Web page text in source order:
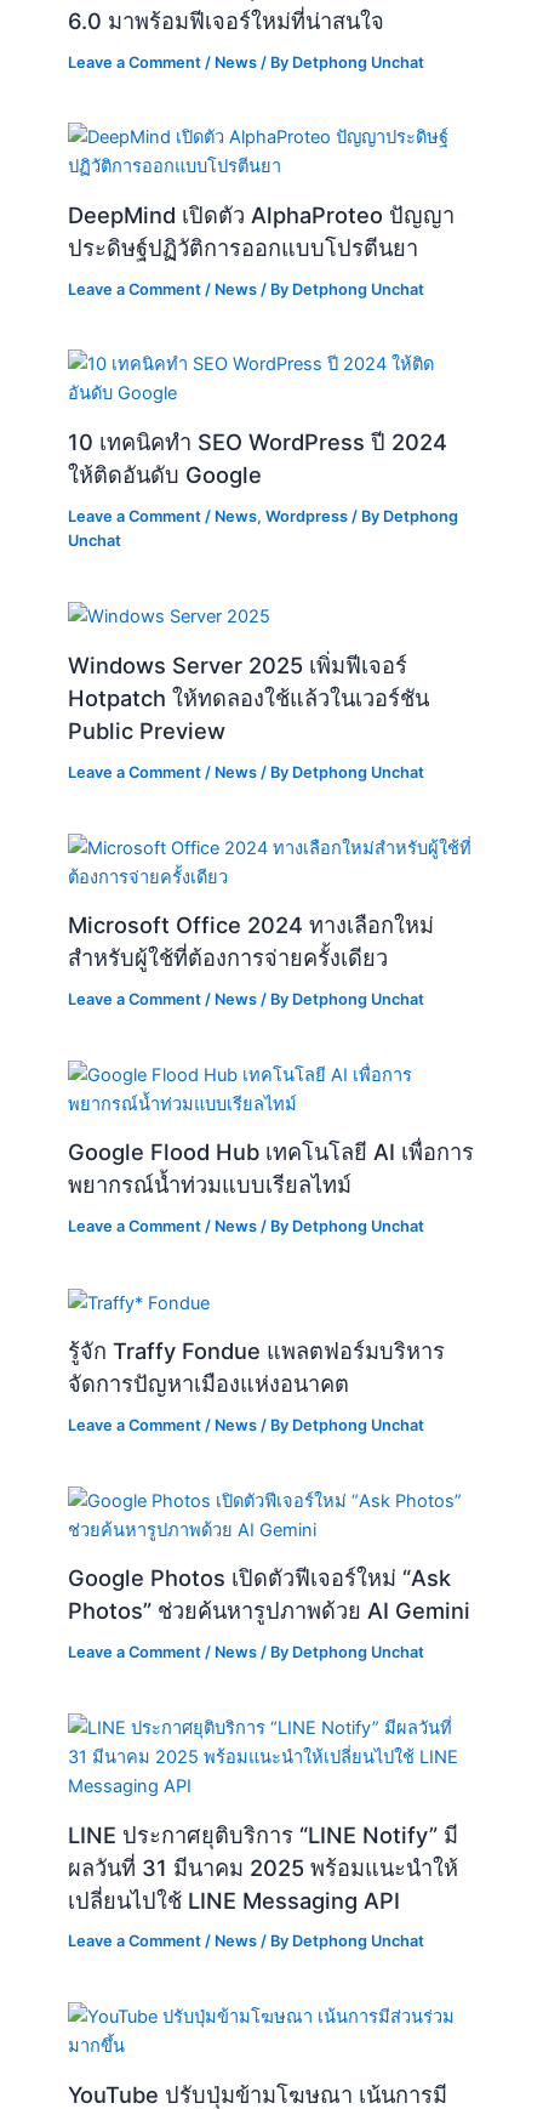
6.0 มาพร้อมฟีเจอร์ใหม่ที่น่าสนใจ
Leave a Comment / News / By Detphong Unchat
DeepMind เปิดตัว AlphaProteo ปัญญา
ประดิษฐ์ปฏิวัติการออกแบบโปรตีนยา
Leave a Comment / News / By Detphong Unchat
10 เทคนิคทำ SEO WordPress ปี 2024
ให้ติดอันดับ Google
Leave a Comment / News,Wordpress / By Detphong
Unchat
Windows Server 2025 เพิ่มฟีเจอร์
Hotpatch ให้ทดลองใช้แล้วในเวอร์ชัน
Public Preview
Leave a Comment / News / By Detphong Unchat
Microsoft Office 2024 ทางเลือกใหม่
สำหรับผู้ใช้ที่ต้องการจ่ายครั้งเดียว
Leave a Comment / News / By Detphong Unchat
Google Flood Hub เทคโนโลยี AI เพื่อการ
พยากรณ์น้ำท่วมแบบเรียลไทม์
Leave a Comment / News / By Detphong Unchat
รู้จัก Traffy Fondue แพลตฟอร์มบริหาร
จัดการปัญหาเมืองแห่งอนาคต
Leave a Comment / News / By Detphong Unchat
Google Photos เปิดตัวฟีเจอร์ใหม่ “Ask
Photos” ช่วยค้นหารูปภาพด้วย AI Gemini
Leave a Comment / News / By Detphong Unchat
LINE ประกาศยุติบริการ “LINE Notify” มี
ผลวันที่ 31 มีนาคม 2025 พร้อมแนะนำให้
เปลี่ยนไปใช้ LINE Messaging API
Leave a Comment / News / By Detphong Unchat
YouTube ปรับปุ่มข้ามโฆษณา เน้นการมี